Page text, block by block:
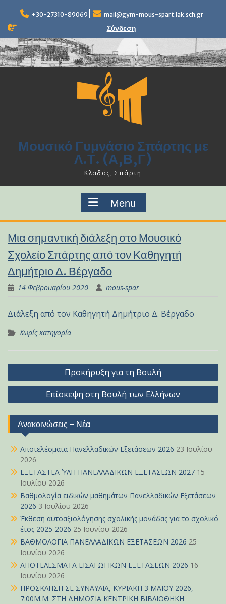
content
+30-27310-89069 mail@gym-mous-spart.lak.sch.gr
Σύνδεση
Μουσικό Γυμνάσιο Σπάρτης με
Λ.Τ. (Α,Β,Γ)
Κλαδάς, Σπάρτη
Menu
Μια σημαντική διάλεξη στο Μουσικό
Σχολείο Σπάρτης από τον Καθηγητή
Δημήτριο Δ. Βέργαδο
14 Φεβρουαρίου 2020 mous-spar
Διάλεξη από τον Καθηγητή Δημήτριο Δ. Βέργαδο
Χωρίς κατηγορία
Πλοήγηση
άρθρων
Προκήρυξη για τη Βουλή
Επίσκεψη στη Βουλή των Ελλήνων
Ανακοινώσεις – Νέα
Αποτελέσματα Πανελλαδικών Εξετάσεων 2026 23 Ιουλίου
2026
ΕΞΕΤΑΣΤΕΑ ΎΛΗ ΠΑΝΕΛΛΑΔΙΚΩΝ ΕΞΕΤΑΣΕΩΝ 2027 15
Ιουλίου 2026
Βαθμολογία ειδικών μαθημάτων Πανελλαδικών Εξετάσεων
2026 3 Ιουλίου 2026
Έκθεση αυτοαξιολόγησης σχολικής μονάδας για το σχολικό
έτος 2025-2026 25 Ιουνίου 2026
ΒΑΘΜΟΛΟΓΙΑ ΠΑΝΕΛΛΑΔΙΚΩΝ ΕΞΕΤΑΣΕΩΝ 2026 25
Ιουνίου 2026
ΑΠΟΤΕΛΕΣΜΑΤΑ ΕΙΣΑΓΩΓΙΚΩΝ ΕΞΕΤΑΣΕΩΝ 2026 16
Ιουνίου 2026
ΠΡΟΣΚΛΗΣΗ ΣΕ ΣΥΝΑΥΛΙΑ, ΚΥΡΙΑΚΗ 3 ΜΑΪΟΥ 2026,
7:00Μ.Μ. ΣΤΗ ΔΗΜΟΣΙΑ ΚΕΝΤΡΙΚΗ ΒΙΒΛΙΟΘΗΚΗ